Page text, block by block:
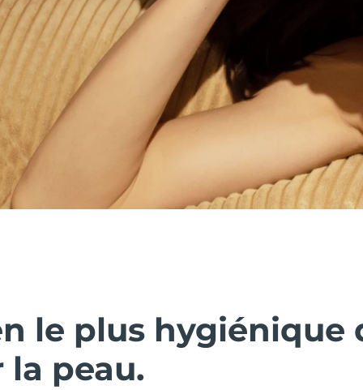
le plus hygiénique
peau.